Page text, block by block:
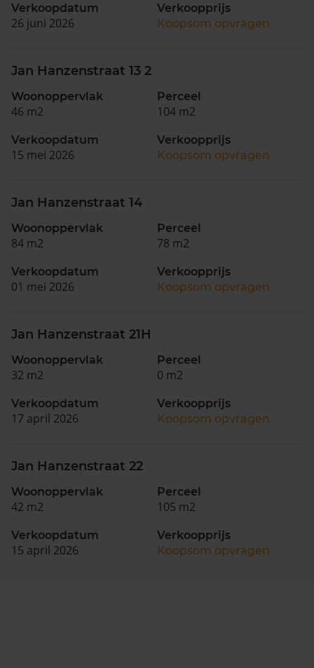
Verkoopdatum
26 juni 2026
Verkoopprijs
Koopsom opvragen
Jan Hanzenstraat 13 2
Woonoppervlak
46 m2
Perceel
104 m2
Verkoopdatum
15 mei 2026
Verkoopprijs
Koopsom opvragen
Jan Hanzenstraat 14
Woonoppervlak
84 m2
Perceel
78 m2
Verkoopdatum
01 mei 2026
Verkoopprijs
Koopsom opvragen
Jan Hanzenstraat 21H
Woonoppervlak
32 m2
Perceel
0 m2
Verkoopdatum
17 april 2026
Verkoopprijs
Koopsom opvragen
Jan Hanzenstraat 22
Woonoppervlak
42 m2
Perceel
105 m2
Verkoopdatum
15 april 2026
Verkoopprijs
Koopsom opvragen